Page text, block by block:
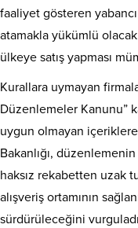
faaliyet gösteren
atamakla yükümlü
ülkeye satış yapması
Kurallara uymayan
Düzenlemeler Kanunu”
uygun olmayan
Bakanlığı,
haksız rekabetten uzak
alışveriş ortamının
sürdürüleceğini